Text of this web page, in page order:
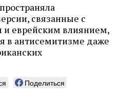
связанные с
и еврейским влиянием,
в антисемитизме даже
Поделиться